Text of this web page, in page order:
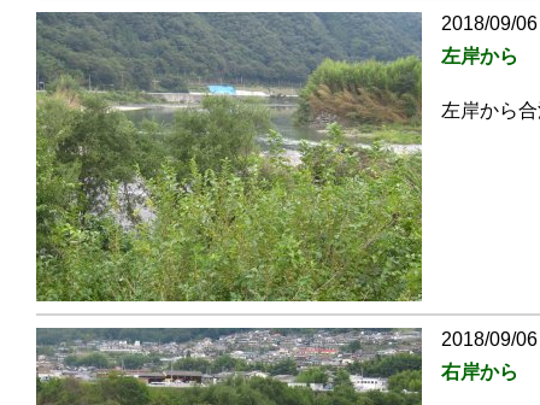
2018/09/
左岸から
左岸から
2018/09/
右岸から